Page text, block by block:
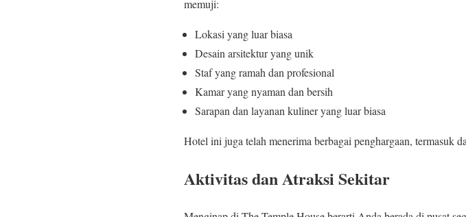
memuji:
Lokasi yang luar biasa
Desain arsitektur yang unik
Staf yang ramah dan profesional
Kamar yang nyaman dan bersih
Sarapan dan layanan kuliner yang luar biasa
Hotel ini juga telah menerima berbagai penghargaan, termasuk
Aktivitas dan Atraksi Sekitar